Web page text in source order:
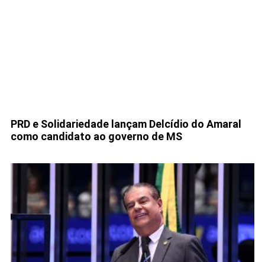
PRD e Solidariedade lançam Delcídio do Amaral
como candidato ao governo de MS